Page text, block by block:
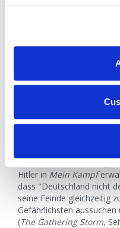
Überraschungen," als sie
dem Kriegswillen der
[gegenüber sahen], die
Ruhm wieder zu
Planung, Management
führten eiskalt einen
Verbündeten überraschte
des 2. Weltkriegs "die
war," das beinhaltete,
Past & Present, 6.
Hitler in Mein Kampf
dass "Deutschland nicht
seine Feinde gleichzeitig
Gefährlichsten
(The Gathering Storm,